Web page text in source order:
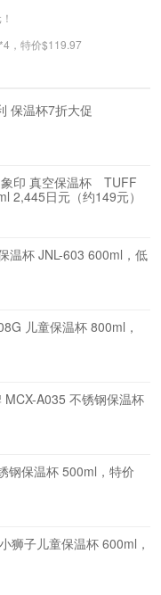
，特价$119.97
保温杯7折大促
印 真空保温杯 TUFF
2,445日元（约149元）
温杯 JNL-603 600ml，低
儿童保温杯 800ml，
A035 不锈钢保温杯
钢保温杯 500ml，特价
狮子儿童保温杯 600ml，